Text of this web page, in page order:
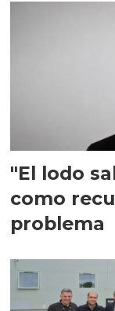
"El lodo
como
problema